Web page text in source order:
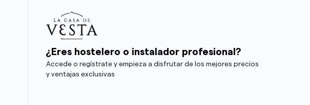
¿Eres hostelero o instalador profesional?
Accede o regístrate y empieza a disfrutar de los mejores precios
y ventajas exclusivas